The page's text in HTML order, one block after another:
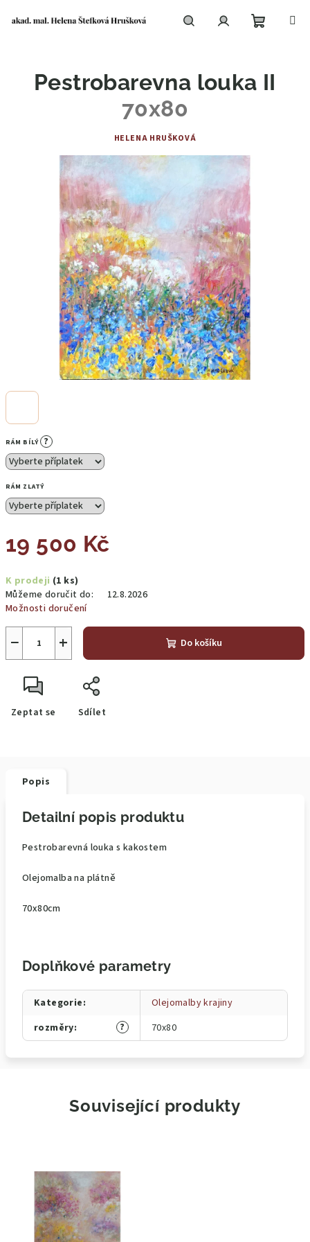
RÁM BÍLÝ ?
RÁM ZLATÝ
19 500 Kč
cena:
K prodeji (1 ks)
Můžeme doručit do:
12.8.2026
Možnosti doručení
+
− Do košíku
Zeptat se Sdílet
Pestrobarevna louka II
70x80
HELENA HRUŠKOVÁ
Popis
Detailní popis produktu
Pestrobarevná louka s kakostem
Olejomalba na plátně
70x80cm
Doplňkové parametry
Kategorie:
Olejomalby krajiny
?
rozměry: 70x80
Související produkty